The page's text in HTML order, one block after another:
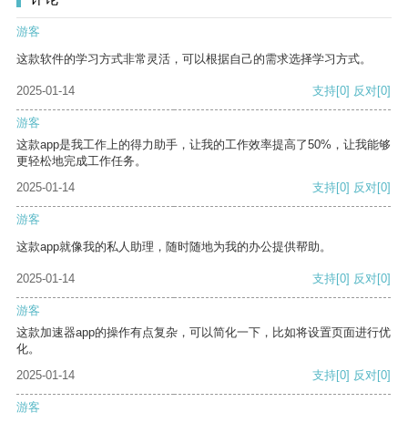
游客
这款软件的学习方式非常灵活，可以根据自己的需求选择学习方式。
2025-01-14 支持[0] 反对[0]
游客
这款app是我工作上的得力助手，让我的工作效率提高了50%，让我能够
更轻松地完成工作任务。
2025-01-14
支持[0] 反对[0]
游客
这款app就像我的私人助理，随时随地为我的办公提供帮助。
2025-01-14 支持[0] 反对[0]
游客
这款加速器app的操作有点复杂，可以简化一下，比如将设置页面进行优
化。
2025-01-14
支持[0] 反对[0]
游客